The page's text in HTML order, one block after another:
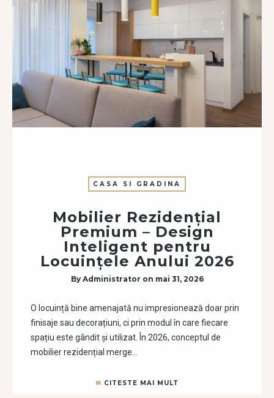
CASA SI GRADINA
Mobilier Rezidențial
Premium – Design
Inteligent pentru
Locuințele Anului 2026
By Administrator on mai 31, 2026
O locuință bine amenajată nu impresionează doar prin
finisaje sau decorațiuni, ci prin modul în care fiecare
spațiu este gândit și utilizat. În 2026, conceptul de
mobilier rezidențial merge…
CITESTE MAI MULT